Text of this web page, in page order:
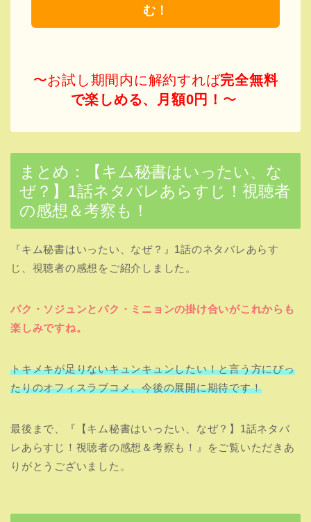
む！
〜お試し期間内に解約すれば完全無料
で楽しめる、月額0円！ 〜
まとめ：【キム秘書はいったい、な
ぜ？】1話ネタバレあらすじ！視聴者
の感想＆考察も！
『キム秘書はいったい、なぜ？』1話のネタバレあらす
じ、視聴者の感想をご紹介しました。
パク・ソジュンとパク・ミニョンの掛け合いがこれからも
楽しみですね。
トキメキが足りないキュンキュンしたい！と言う方にぴっ
たりのオフィスラブコメ、今後の展開に期待です！
最後まで、『【キム秘書はいったい、なぜ？】1話ネタバ
レあらすじ！視聴者の感想＆考察も！』をご覧いただきあ
りがとうございました。